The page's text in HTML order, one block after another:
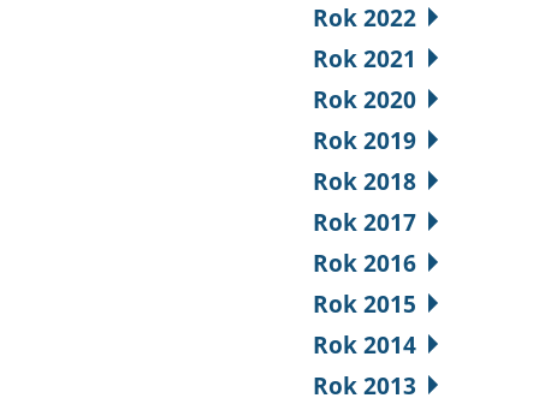
Rok 2022
Rok 2021
Rok 2020
Rok 2019
Rok 2018
Rok 2017
Rok 2016
Rok 2015
Rok 2014
Rok 2013